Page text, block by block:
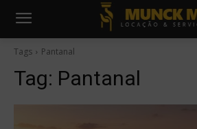
Tags Pantanal
Tag: Pantanal